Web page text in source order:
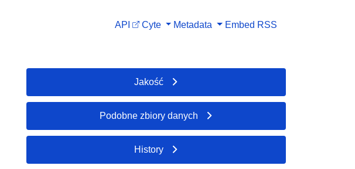
API Cyte Metadata Embed RSS
Jakość
Podobne zbiory danych
History